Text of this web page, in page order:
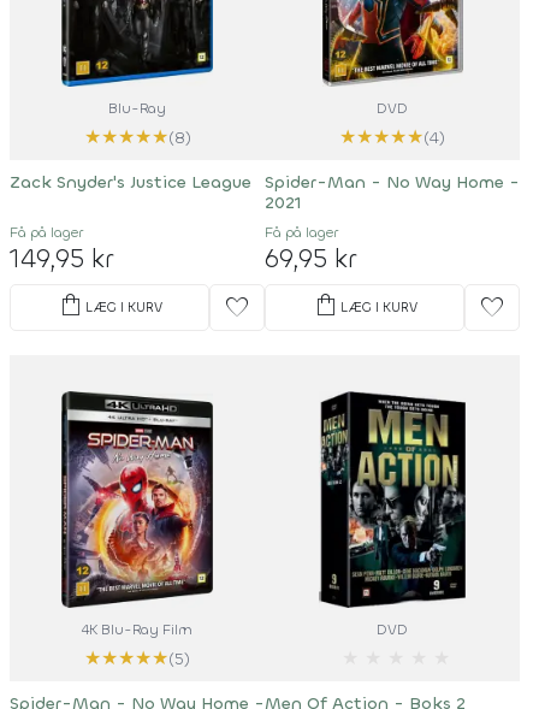
Blu-Ray
★★★★★(8)
Zack Snyder's Justice League
Få på lager
149,95 kr
shopping_bag LÆG I KURV favorite
DVD
★★★★★(4)
Spider-Man - No Way Home -
2021
Få på lager
69,95 kr
shopping_bag LÆG I KURV favorite
4K Blu-Ray Film
★★★★★(5)
Spider-Man - No Way Home -
DVD
Men Of Action - Boks 2